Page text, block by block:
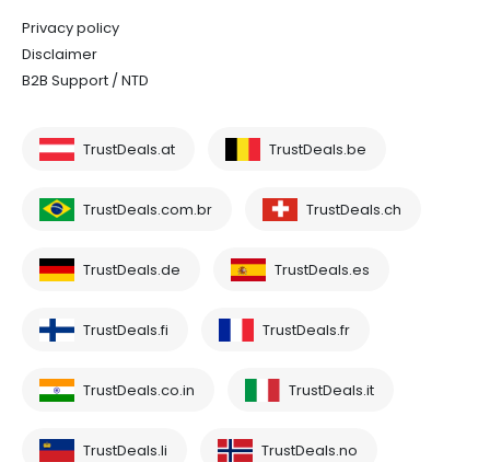
Privacy policy
Disclaimer
B2B Support / NTD
TrustDeals.at TrustDeals.be
TrustDeals.com.br TrustDeals.ch
TrustDeals.de TrustDeals.es
TrustDeals.fi TrustDeals.fr
TrustDeals.co.in TrustDeals.it
TrustDeals.li TrustDeals.no